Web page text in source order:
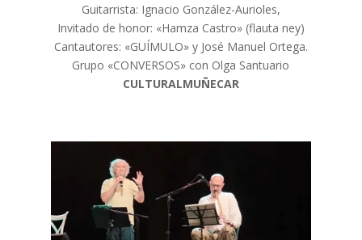
Guitarrista: Ignacio González-Aurioles,
Invitado de honor: «Hamza Castro» (flauta ney)
Cantautores: «GUÍMULO» y José Manuel Ortega.
Grupo «CONVERSOS» con Olga Santuario
CULTURALMUÑECAR